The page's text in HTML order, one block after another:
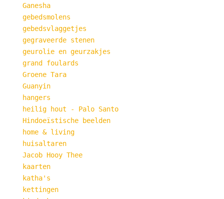
Ganesha
gebedsmolens
gebedsvlaggetjes
gegraveerde stenen
geurolie en geurzakjes
grand foulards
Groene Tara
Guanyin
hangers
heilig hout - Palo Santo
Hindoeïstische beelden
home & living
huisaltaren
Jacob Hooy Thee
kaarten
katha's
kettingen